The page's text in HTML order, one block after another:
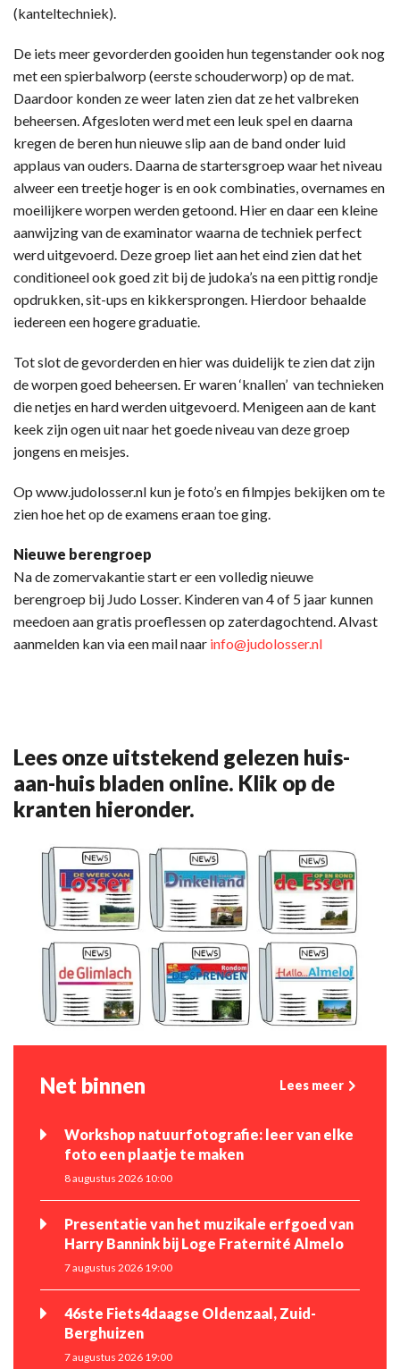
(kanteltechniek).
De iets meer gevorderden gooiden hun tegenstander ook nog
met een spierbalworp (eerste schouderworp) op de mat.
Daardoor konden ze weer laten zien dat ze het valbreken
beheersen. Afgesloten werd met een leuk spel en daarna
kregen de beren hun nieuwe slip aan de band onder luid
applaus van ouders. Daarna de startersgroep waar het niveau
alweer een treetje hoger is en ook combinaties, overnames en
moeilijkere worpen werden getoond. Hier en daar een kleine
aanwijzing van de examinator waarna de techniek perfect
werd uitgevoerd. Deze groep liet aan het eind zien dat het
conditioneel ook goed zit bij de judoka’s na een pittig rondje
opdrukken, sit-ups en kikkersprongen. Hierdoor behaalde
iedereen een hogere graduatie.
Tot slot de gevorderden en hier was duidelijk te zien dat zijn
de worpen goed beheersen. Er waren ‘knallen’ van technieken
die netjes en hard werden uitgevoerd. Menigeen aan de kant
keek zijn ogen uit naar het goede niveau van deze groep
jongens en meisjes.
Op www.judolosser.nl kun je foto’s en filmpjes bekijken om te
zien hoe het op de examens eraan toe ging.
Nieuwe berengroep
Na de zomervakantie start er een volledig nieuwe
berengroep bij Judo Losser. Kinderen van 4 of 5 jaar kunnen
meedoen aan gratis proeflessen op zaterdagochtend. Alvast
aanmelden kan via een mail naar info@judolosser.nl
Lees onze uitstekend gelezen huis-
aan-huis bladen online. Klik op de
kranten hieronder.
Net binnen Lees meer
Workshop natuurfotografie: leer van elke
foto een plaatje te maken
8 augustus 2026 10:00
Presentatie van het muzikale erfgoed van
Harry Bannink bij Loge Fraternité Almelo
7 augustus 2026 19:00
46ste Fiets4daagse Oldenzaal, Zuid-
Berghuizen
7 augustus 2026 19:00